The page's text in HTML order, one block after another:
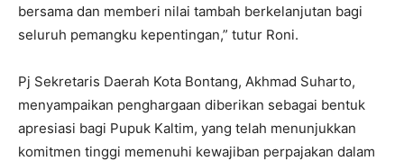
bersama dan memberi nilai tambah berkelanjutan bagi
seluruh pemangku kepentingan,” tutur Roni.
Pj Sekretaris Daerah Kota Bontang, Akhmad Suharto,
menyampaikan penghargaan diberikan sebagai bentuk
apresiasi bagi Pupuk Kaltim, yang telah menunjukkan
komitmen tinggi memenuhi kewajiban perpajakan dalam